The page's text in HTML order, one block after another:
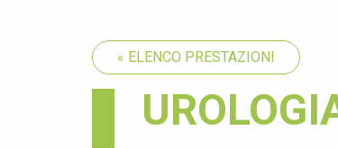
« ELENCO PRESTAZIONI